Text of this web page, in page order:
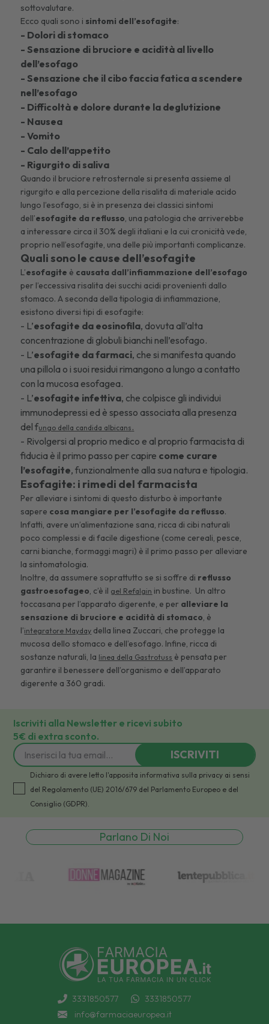
sottovalutare.
Ecco quali sono i sintomi dell’esofagite:
- Dolori di stomaco
- Sensazione di bruciore e acidità al livello
dell’esofago
- Sensazione che il cibo faccia fatica a scendere
nell’esofago
- Difficoltà e dolore durante la deglutizione
- Nausea
- Vomito
- Calo dell’appetito
- Rigurgito di saliva
Quando il bruciore retrosternale si presenta assieme al
rigurgito e alla percezione della risalita di materiale acido
lungo l’esofago, si è in presenza dei classici sintomi
dell’esofagite da reflusso, una patologia che arriverebbe
a interessare circa il 30% degli italiani e la cui cronicità vede,
proprio nell’esofagite, una delle più importanti complicanze.
Quali sono le cause dell’esofagite
L’esofagite è causata dall’infiammazione dell’esofago
per l’eccessiva risalita dei succhi acidi provenienti dallo
stomaco. A seconda della tipologia di infiammazione,
esistono diversi tipi di esofagite:
- L’esofagite da eosinofila, dovuta all’alta
concentrazione di globuli bianchi nell’esofago.
- L’esofagite da farmaci, che si manifesta quando
una pillola o i suoi residui rimangono a lungo a contatto
con la mucosa esofagea.
- L’esofagite infettiva, che colpisce gli individui
immunodepressi ed è spesso associata alla presenza
delfungo della candida albicans .
- Rivolgersi al proprio medico e al proprio farmacista di
fiducia è il primo passo per capire come curare
l’esofagite, funzionalmente alla sua natura e tipologia.
Esofagite: i rimedi del farmacista
Per alleviare i sintomi di questo disturbo è importante
sapere cosa mangiare per l’esofagite da reflusso.
Infatti, avere un’alimentazione sana, ricca di cibi naturali
poco complessi e di facile digestione (come cereali, pesce,
carni bianche, formaggi magri) è il primo passo per alleviare
la sintomatologia.
Inoltre, da assumere soprattutto se si soffre di reflusso
gastroesofageo, c’è il gel Refalgin in bustine. Un altro
toccasana per l’apparato digerente, e per alleviare la
sensazione di bruciore e acidità di stomaco, è
l’integratore Mayday della linea Zuccari, che protegge la
mucosa dello stomaco e dell’esofago. Infine, ricca di
sostanze naturali, la linea della Gastrotuss è pensata per
garantire il benessere dell’organismo e dell’apparato
digerente a 360 gradi.
Iscriviti alla Newsletter e ricevi subito
5€ di extra sconto.
ISCRIVITI
Dichiaro di avere letto l'apposita informativa sulla privacy ai sensi
del Regolamento (UE) 2016/679 del Parlamento Europeo e del
Consiglio (GDPR).
Parlano Di Noi
3331850577
3331850577
info@farmaciaeuropea.it